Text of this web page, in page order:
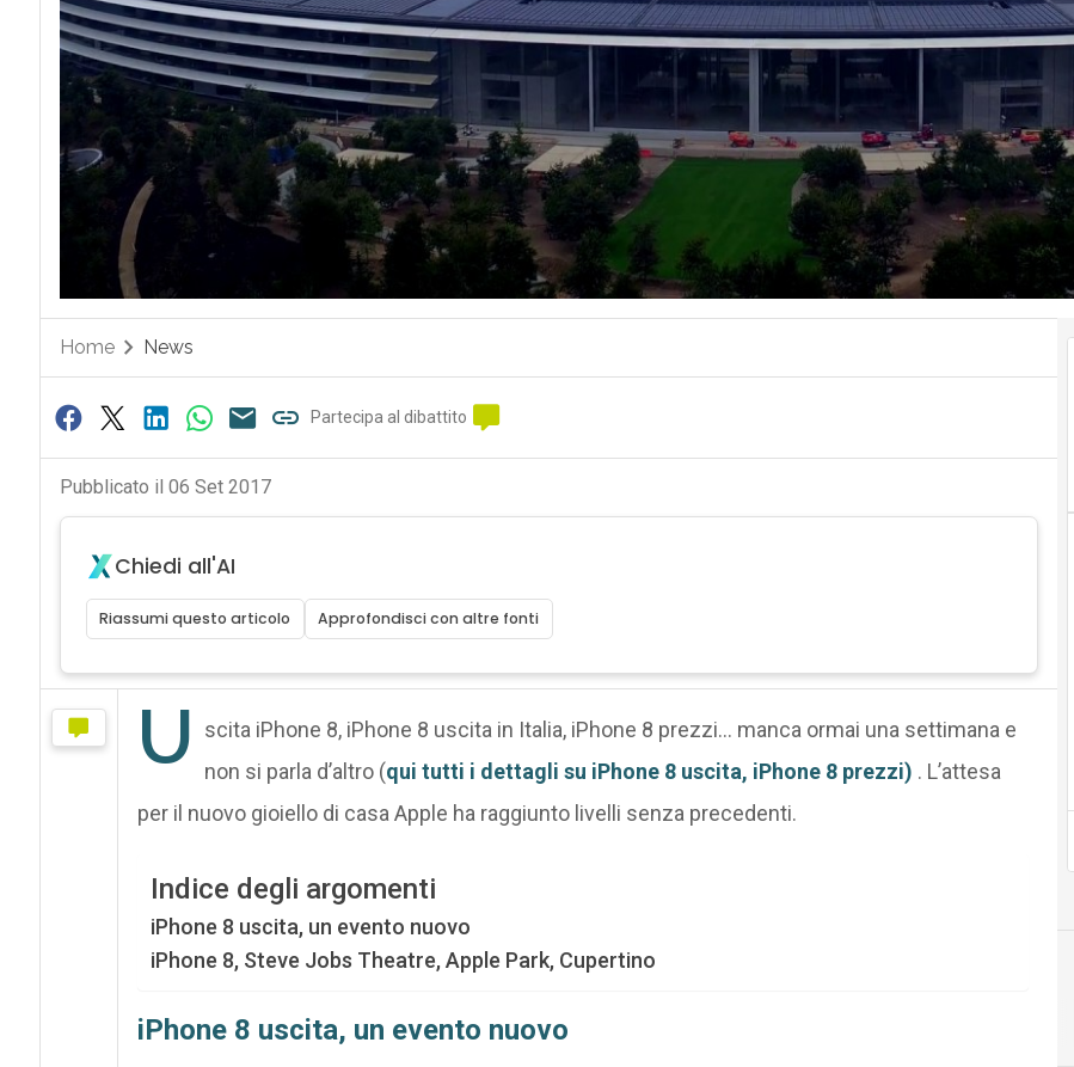
Home News
Partecipa al dibattito
Pubblicato il 06 Set 2017
Chiedi all'AI
Riassumi questo articolo Approfondisci con altre fonti
U
scita iPhone 8, iPhone 8 uscita in Italia, iPhone 8 prezzi… manca ormai una settimana e
non si parla d’altro (qui tutti i dettagli su iPhone 8 uscita, iPhone 8 prezzi) . L’attesa
per il nuovo gioiello di casa Apple ha raggiunto livelli senza precedenti.
Indice degli argomenti
iPhone 8 uscita, un evento nuovo
iPhone 8, Steve Jobs Theatre, Apple Park, Cupertino
iPhone 8 uscita, un evento nuovo